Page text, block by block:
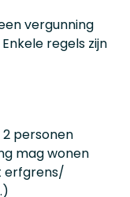
vergunning
regels zijn
personen
mag wonen
erfgrens/